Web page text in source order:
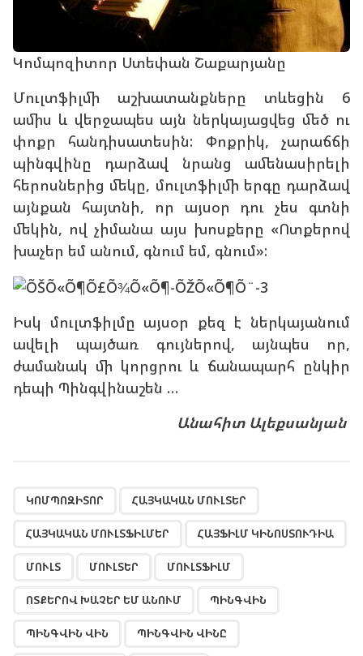
Կոմպոզիտոր Ստեփան Շաքարյանը
Մուլտֆիլմի աշխատանքները տևեցին 6
ամիս և վերջապես այն ներկայացվեց մեծ ու
փոքր հանդիսատեսին: Փոքրիկ, չարաճճի
պինգվինը դարձավ նրանց ամենասիրելի
հերոսներից մեկը, մուլտֆիլմի երգը դարձավ
այնքան հայտնի, որ այսօր դու չես գտնի
մեկին, ով չիմանա այս խոսքերը «Ոտքերով
խաչեր եմ անում, գնում եմ, գնում»:
Իսկ մուլտֆիլմը այսօր քեզ է ներկայանում
ավելի պայծառ գույներով, այնպես որ,
ժամանակ մի կորցրու և ճանապարհ ընկիր
դեպի Պինգվինաշեն …
Անահիտ Ալեքսանյան
ԿՈՄՊՈԶԻՏՈՐ ՀԱՅԿԱԿԱՆ ՄՈՒԼՏԵՐ
ՀԱՅԿԱԿԱՆ ՄՈՒԼՏՖԻԼՄԵՐ ՀԱՅՖԻԼՄ ԿԻՆՈՍՏՈՒԴԻԱ
ՄՈՒԼՏ ՄՈՒԼՏԵՐ ՄՈՒԼՏՖԻԼՄ
ՈՏՔԵՐՈՎ ԽԱՉԵՐ ԵՄ ԱՆՈՒՄ ՊԻՆԳՎԻՆ
ՊԻՆԳՎԻՆ ՎԻՆ ՊԻՆԳՎԻՆ ՎԻՆԸ